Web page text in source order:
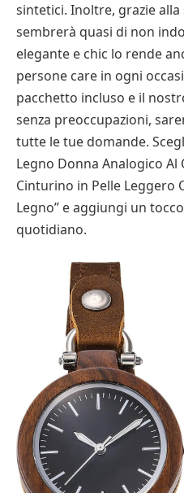
sintetici. Inoltre, grazie alla
sembrerà quasi di non
elegante e chic lo rende
persone care in ogni
pacchetto incluso e il
senza preoccupazioni,
tutte le tue domande.
Legno Donna Analogico Al
Cinturino in Pelle Leggero
Legno” e aggiungi un
quotidiano.